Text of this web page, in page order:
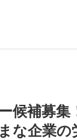
候補募
な企業